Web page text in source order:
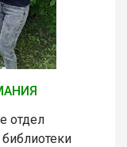
отдел